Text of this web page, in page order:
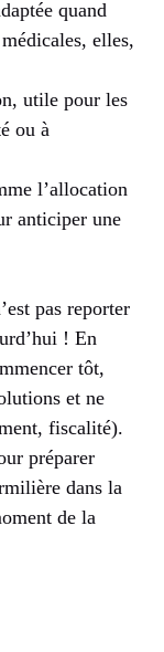
quand
elles,
utile pour les
ou à
l’allocation
anticiper une
pas reporter
! En
tôt,
et ne
fiscalité).
préparer
dans la
de la